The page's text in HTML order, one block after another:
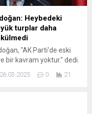
Şen, merhum
için yaptığı
onun siyaset
ve topluma kattığı
Heybedeki
turplar daha
"AK Parti'de eski
bir kavram yoktur." dedi.
26.03.2025 0 21